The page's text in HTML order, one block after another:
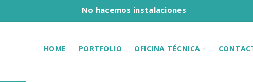
No hacemos instalaciones
HOME PORTFOLIO OFICINA TÉCNICA